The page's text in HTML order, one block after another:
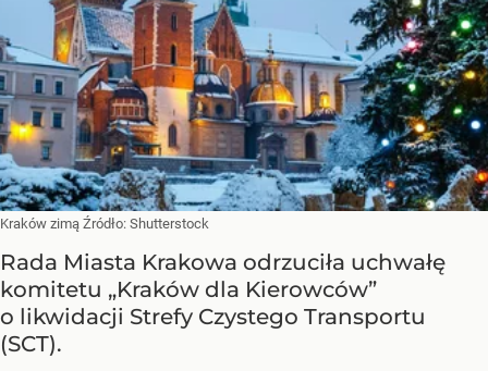
Kraków zimą Źródło: Shutterstock
Rada Miasta Krakowa odrzuciła uchwałę
komitetu „Kraków dla Kierowców”
o likwidacji Strefy Czystego Transportu
(SCT).